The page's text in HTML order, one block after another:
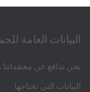
البيانات العامة
نحن ندافع عن
البيانات التي تحتاجها.